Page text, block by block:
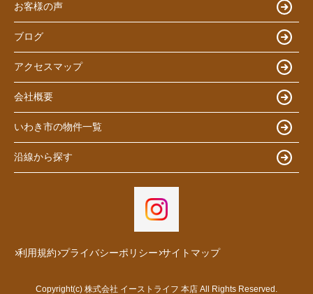
お客様の声
ブログ
アクセスマップ
会社概要
いわき市の物件一覧
沿線から探す
利用規約 プライバシーポリシー サイトマップ
Copyright(c) 株式会社 イーストライフ 本店 All Rights Reserved.